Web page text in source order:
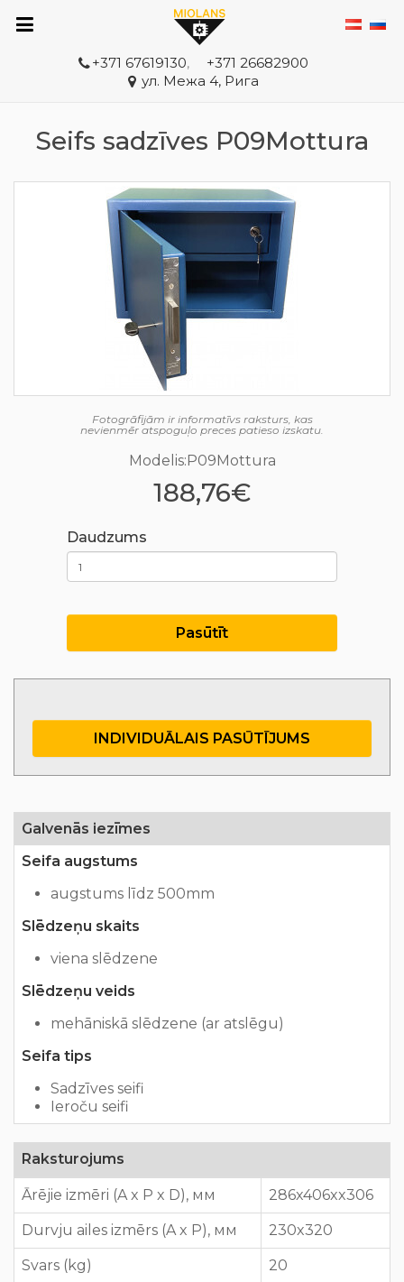
+371 67619130,
+371 26682900
ул. Межа 4, Рига
Seifs sadzīves P09Mottura
Fotogrāfijām ir informatīvs raksturs, kas
nevienmēr atspoguļo preces patieso izskatu.
Modelis:P09Mottura
188,76€
Daudzums
Pasūtīt
INDIVIDUĀLAIS PASŪTĪJUMS
Galvenās iezīmes
Seifa augstums
augstums līdz 500mm
Slēdzeņu skaits
viena slēdzene
Slēdzeņu veids
mehāniskā slēdzene (ar atslēgu)
Seifa tips
Sadzīves seifi
Ieroču seifi
Raksturojums
Ārējie izmēri (A x P x D), мм 286x406xx306
Durvju ailes izmērs (A x P), мм 230x320
Svars (kg) 20